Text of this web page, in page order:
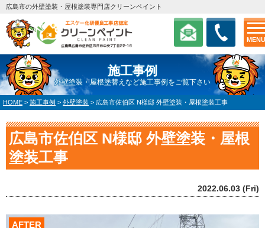
MENU
広島市の外壁塗装・屋根塗装専門店クリーンペイント
施工事例
外壁塗装・屋根塗替えなど施工事例をご覧下さい
HOME > 施工事例 > 外壁塗装 > 広島市佐伯区 N様邸 外壁塗装・屋根塗装工事
広島市佐伯区 N様邸 外壁塗装・屋根
塗装工事
2022.06.03 (Fri)
AFTER